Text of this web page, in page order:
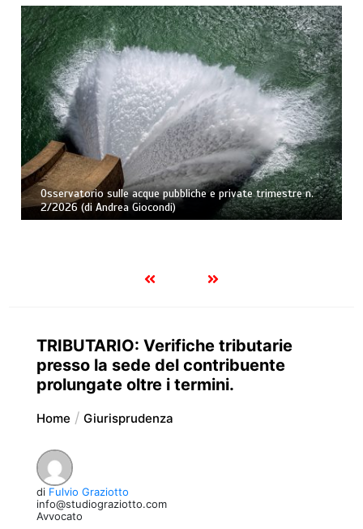
Osservatorio sulle acque pubbliche e private trimestre n.
2/2026 (di Andrea Giocondi)
TRIBUTARIO: Verifiche tributarie
presso la sede del contribuente
prolungate oltre i termini.
Home Giurisprudenza
di Fulvio Graziotto
info@studiograziotto.com
Avvocato